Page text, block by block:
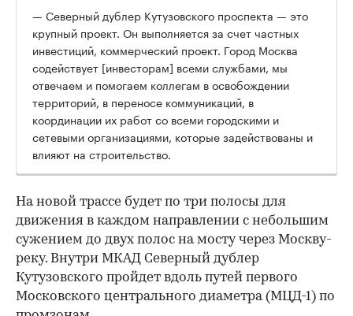
— Северный дублер Кутузовского проспекта — это
крупный проект. Он выполняется за счет частных
инвестиций, коммерческий проект. Город Москва
содействует [инвесторам] всеми службами, мы
отвечаем и помогаем коллегам в освобождении
территорий, в переносе коммуникаций, в
координации их работ со всеми городскими и
сетевыми организациями, которые задействованы и
влияют на строительство.
На новой трассе будет по три полосы для
движения в каждом направлении с небольшим
сужением до двух полос на мосту через Москву-
реку. Внутри МКАД Северный дублер
Кутузовского пройдет вдоль путей первого
Московского центрального диаметра (МЦД-1) по